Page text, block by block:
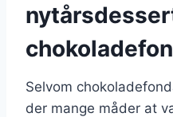
Selvom
der mange måder at